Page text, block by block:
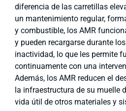
diferencia de las carretillas
un mantenimiento regular,
y combustible, los AMR
y pueden recargarse durante
inactividad, lo que les permite
continuamente con una
Además, los AMR reducen el
la infraestructura de su muelle
vida útil de otros materiales y